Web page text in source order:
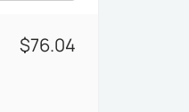
$76.04